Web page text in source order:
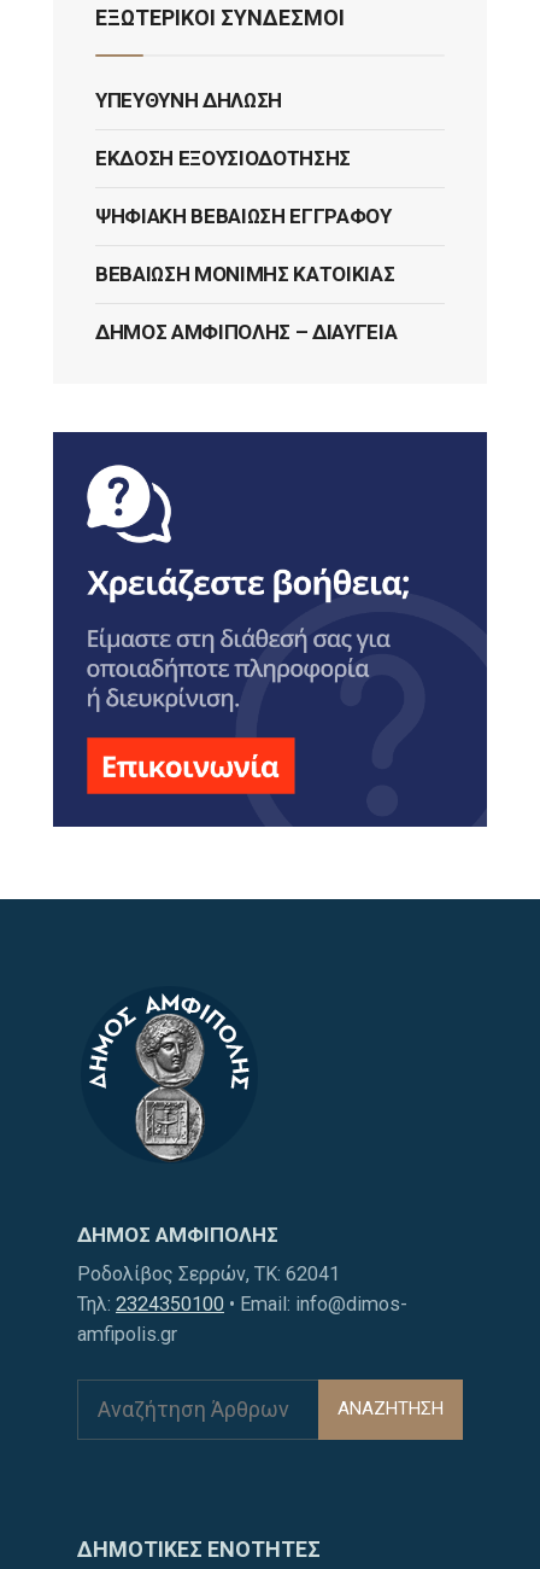
ΕΞΩΤΕΡΙΚΟΙ ΣΥΝΔΕΣΜΟΙ
ΥΠΕΎΘΥΝΗ ΔΉΛΩΣΗ
ΈΚΔΟΣΗ ΕΞΟΥΣΙΟΔΌΤΗΣΗΣ
ΨΗΦΙΑΚΉ ΒΕΒΑΊΩΣΗ ΕΓΓΡΆΦΟΥ
ΒΕΒΑΊΩΣΗ ΜΌΝΙΜΗΣ ΚΑΤΟΙΚΊΑΣ
ΔΉΜΟΣ ΑΜΦΊΠΟΛΗΣ – ΔΙΑΎΓΕΙΑ
ΔΗΜΟΣ ΑΜΦΙΠΟΛΗΣ
Ροδολίβος Σερρών, ΤΚ: 62041
Τηλ: 2324350100 • Email: info@dimos-
amfipolis.gr
ΑΝΑΖΗΤΗΣΗ
ΔΗΜΟΤΙΚΕΣ ΕΝΟΤΗΤΕΣ